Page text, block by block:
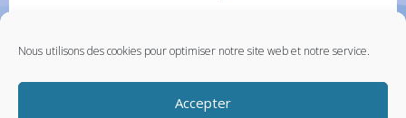
Nous utilisons des cookies pour optimiser notre site web et notre service.
Accepter